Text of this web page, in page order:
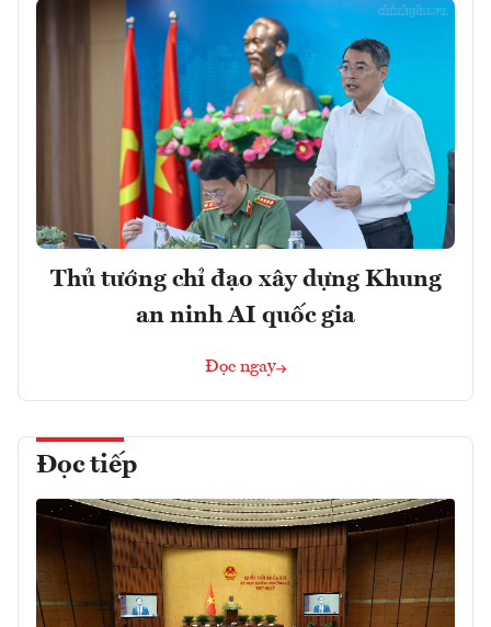
Thủ tướng chỉ đạo xây dựng Khung
an ninh AI quốc gia
Đọc ngay
Đọc tiếp